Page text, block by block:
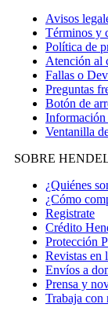
Avisos
Términos y
Política de
Atención al
Fallas o
Preguntas
Botón de
Información
Ventanilla
SOBRE
¿Quiénes
¿Cómo
Registrate
Crédito
Protección
Revistas en
Envíos a
Prensa y
Trabaja con